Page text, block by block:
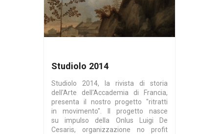
Studiolo 2014
Studiolo 2014, la rivista di storia
dell'Arte dell'Accademia di Francia,
presenta il nostro progetto "ritratti
in movimento". Il progetto nasce
su impulso della Onlus Luigi De
Cesaris, organizzazione no profit